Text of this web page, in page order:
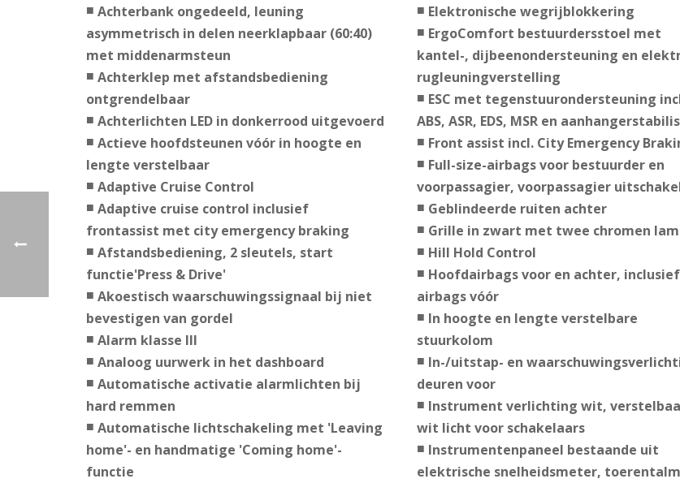
Achterbank ongedeeld, leuning
asymmetrisch in delen neerklapbaar (60:40)
met middenarmsteun
Achterklep met afstandsbediening
ontgrendelbaar
Achterlichten LED in donkerrood uitgevoerd
Actieve hoofdsteunen vóór in hoogte en
lengte verstelbaar
Adaptive Cruise Control
Adaptive cruise control inclusief
frontassist met city emergency braking
Afstandsbediening, 2 sleutels, start
functie'Press & Drive'
Akoestisch waarschuwingssignaal bij niet
bevestigen van gordel
Alarm klasse III
Analoog uurwerk in het dashboard
Automatische activatie alarmlichten bij
hard remmen
Automatische lichtschakeling met 'Leaving
home'- en handmatige 'Coming home'-
functie
Elektronische wegrijblokkering
ErgoComfort bestuurdersstoel met
kantel-, dijbeenondersteuning en
rugleuningverstelling
ESC met tegenstuurondersteuning
ABS, ASR, EDS, MSR en
Front assist incl. City Emergency
Full-size-airbags voor bestuurder en
voorpassagier, voorpassagier
Geblindeerde ruiten achter
Grille in zwart met twee chromen
Hill Hold Control
Hoofdairbags voor en achter,
airbags vóór
In hoogte en lengte verstelbare
stuurkolom
In-/uitstap- en
deuren voor
Instrument verlichting wit,
wit licht voor schakelaars
Instrumentenpaneel bestaande uit
elektrische snelheidsmeter,